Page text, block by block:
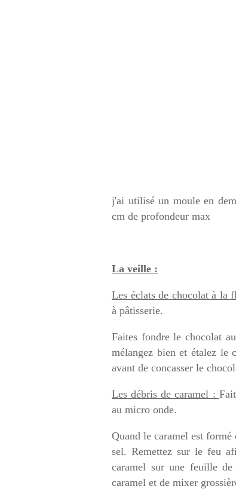
j'ai utilisé un moule en
cm de profondeur max
La veille :
Les éclats de chocolat à la
à pâtisserie.
Faites fondre le chocolat
mélangez bien et étalez le
avant de concasser le
Les débris de caramel :
au micro onde.
Quand le caramel est
sel. Remettez sur le feu
caramel sur une feuille
caramel et de mixer